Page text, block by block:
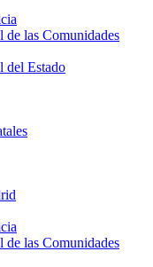
las Comunidades
del Estado
las Comunidades